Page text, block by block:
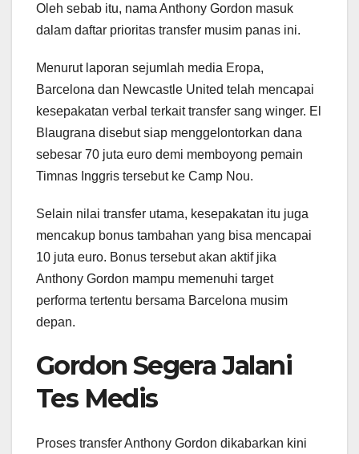
Oleh sebab itu, nama Anthony Gordon masuk
dalam daftar prioritas transfer musim panas ini.
Menurut laporan sejumlah media Eropa,
Barcelona dan Newcastle United telah mencapai
kesepakatan verbal terkait transfer sang winger. El
Blaugrana disebut siap menggelontorkan dana
sebesar 70 juta euro demi memboyong pemain
Timnas Inggris tersebut ke Camp Nou.
Selain nilai transfer utama, kesepakatan itu juga
mencakup bonus tambahan yang bisa mencapai
10 juta euro. Bonus tersebut akan aktif jika
Anthony Gordon mampu memenuhi target
performa tertentu bersama Barcelona musim
depan.
Gordon Segera Jalani
Tes Medis
Proses transfer Anthony Gordon dikabarkan kini